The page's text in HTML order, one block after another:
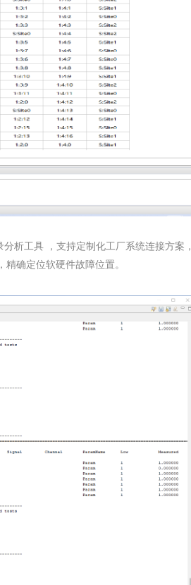
析工具 ，支持定制化工厂系统连接方案，
确定位软硬件故障位置。